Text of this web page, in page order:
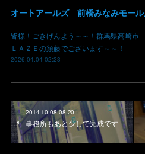
皆様！ごきげんよう～～！群馬県高崎市
ＬＡＺＥの須藤でございます～～！
2026.04.04 02:23
2014.10.08 08:20
事務所もあと少しで完成です